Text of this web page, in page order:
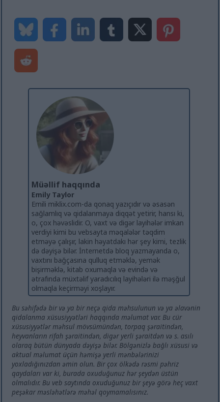
Müəllif haqqında
Emily Taylor
Emili miklix.com-da qonaq yazıçıdır və əsasən
sağlamlıq və qidalanmaya diqqət yetirir, hansı ki,
o, çox həvəslidir. O, vaxt və digər layihələr imkan
verdiyi kimi bu vebsayta məqalələr təqdim
etməyə çalışır, lakin həyatdakı hər şey kimi, tezlik
də dəyişə bilər. İnternetdə bloq yazmayanda o,
vaxtını bağçasına qulluq etməklə, yemək
bişirməklə, kitab oxumaqla və evində və
ətrafında müxtəlif yaradıcılıq layihələri ilə məşğul
olmaqla keçirməyi xoşlayır.
Bu səhifədə bir və ya bir neçə qida məhsulunun və ya əlavənin
qidalanma xüsusiyyətləri haqqında məlumat var. Bu cür
xüsusiyyətlər məhsul mövsümündən, torpaq şəraitindən,
heyvanların rifah şəraitindən, digər yerli şəraitdən və s. asılı
olaraq bütün dünyada dəyişə bilər. Bölgənizlə bağlı xüsusi və
aktual məlumat üçün həmişə yerli mənbələrinizi
yoxladığınızdan əmin olun. Bir çox ölkədə rəsmi pəhriz
qaydaları var ki, burada oxuduğunuz hər şeydən üstün
olmalıdır. Bu veb saytında oxuduğunuz bir şeyə görə heç vaxt
peşəkar məsləhətlərə məhəl qoymamalısınız.